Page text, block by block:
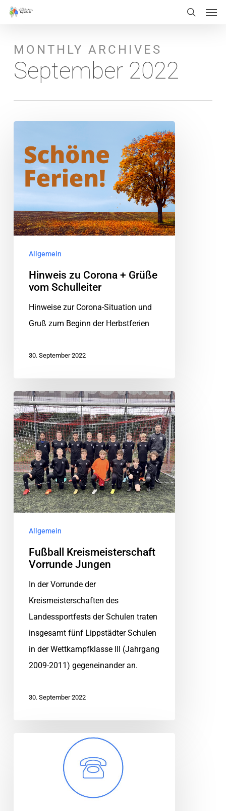
Skip
contentMONTHLY ARCHIVES
September 2022
Allgemein
Hinweis zu Corona + Grüße
vom Schulleiter
Hinweise zur Corona-Situation und
Gruß zum Beginn der Herbstferien
30. September 2022
Allgemein
Fußball Kreismeisterschaft
Vorrunde Jungen
In der Vorrunde der
Kreismeisterschaften des
Landessportfests der Schulen traten
insgesamt fünf Lippstädter Schulen
in der Wettkampfklasse III (Jahrgang
2009-2011) gegeneinander an.
30. September 2022
Menu